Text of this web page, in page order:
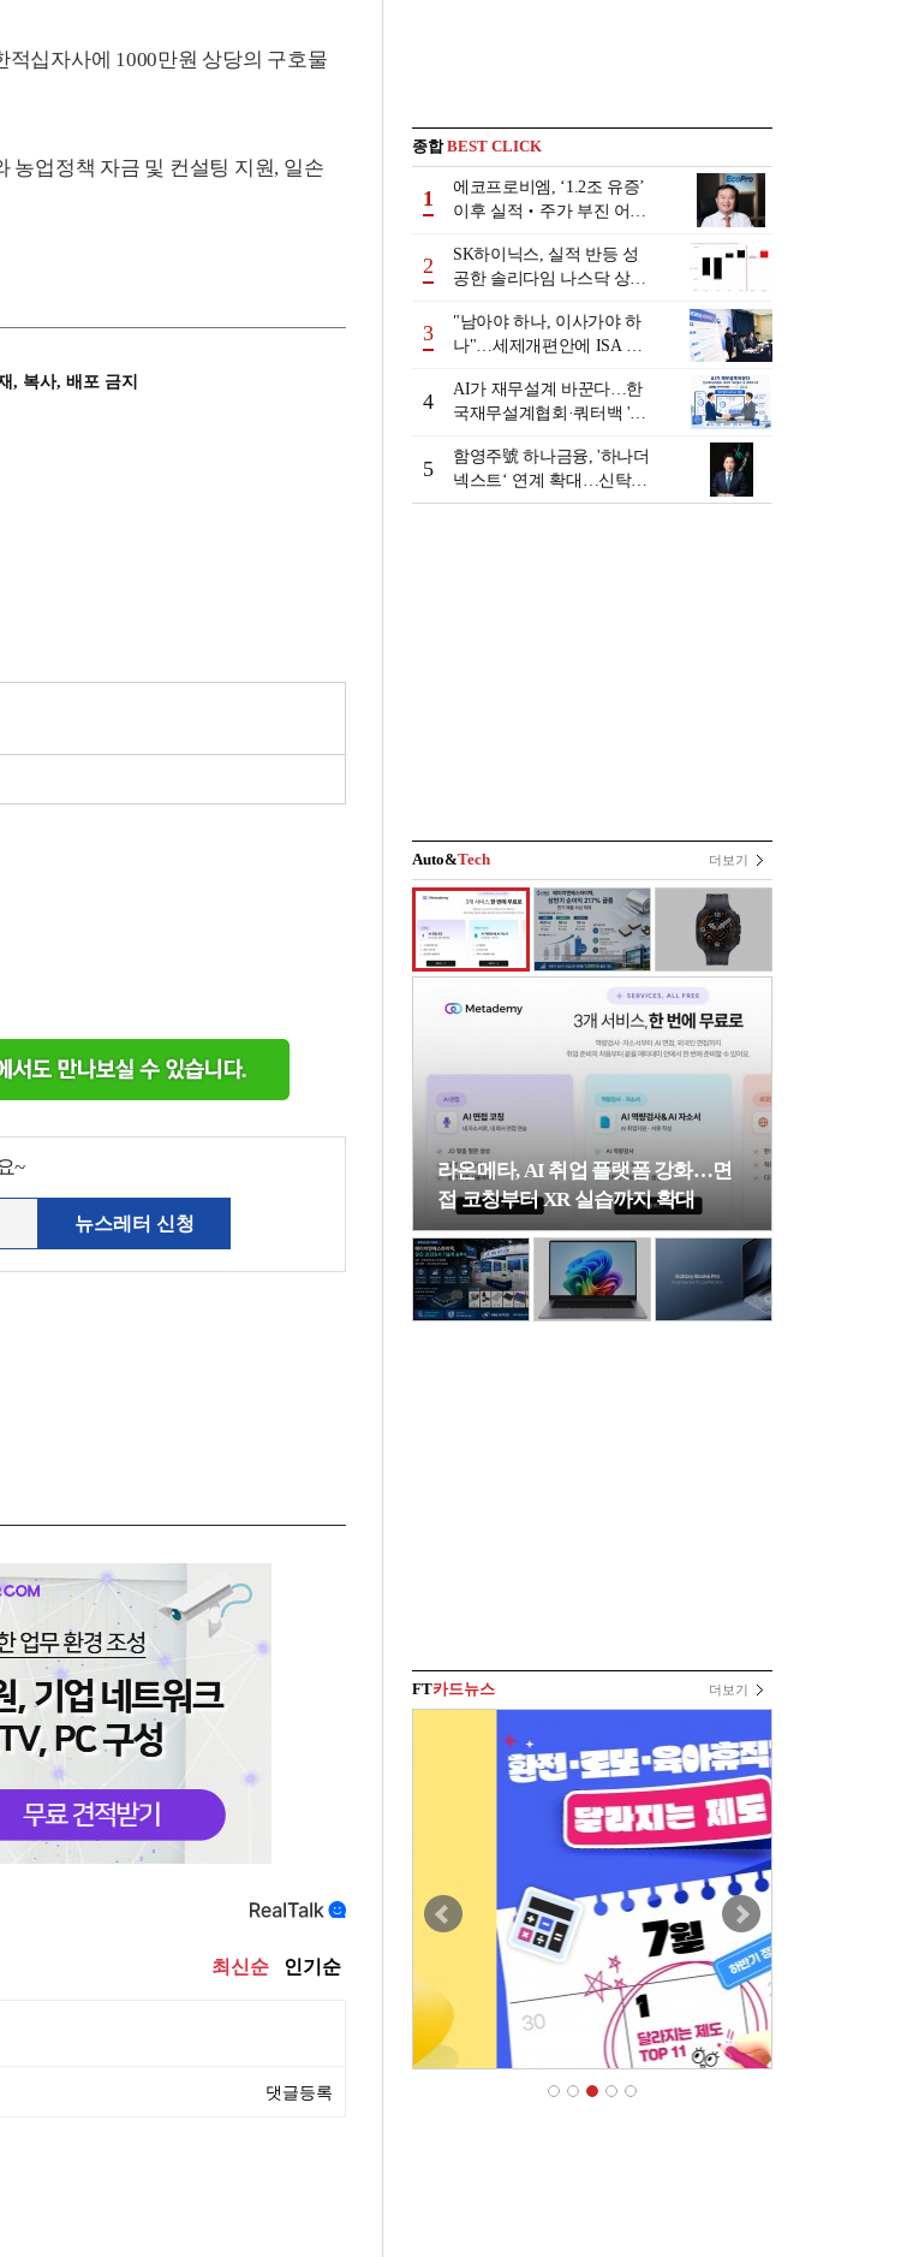
십자사에 1000만원 상당의 구호물
농업정책 자금 및 컨설팅 지원, 일손
, 복사, 배포 금지
~
뉴스레터 신청
종합BEST CLICK
1
에코프로비엠, ‘1.2조 유증’
이후 실적‧주가 부진 어쩌
2
SK하이닉스, 실적 반등 성
공한 솔리다임 나스닥 상장
3
"남아야 하나, 이사가야 하
나"…세제개편안에 ISA 투
4
AI가 재무설계 바꾼다…한
국재무설계협회·쿼터백 '베
5
함영주號 하나금융, '하나더
넥스트‘ 연계 확대…신탁수
수료 2배 증가 효과 [금융 시
Auto&Tech 더보기
라온메타, AI 취업 플랫폼 강화…면
접 코칭부터 XR 실습까지 확대
FT카드뉴스 더보기